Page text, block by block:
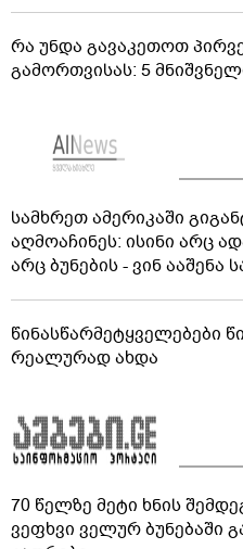
რა უნდა გავაკეთოთ
გამორთვისას: 5
სამხრეთ ამერიკაში
აღმოაჩინეს: ისინი არც
არც ბუნების - ვინ
წინასწარმეტყველებები
რეალურად ახდა
70 წელზე მეტი ხნის
ვეფხვი ველურ ბუნებაში